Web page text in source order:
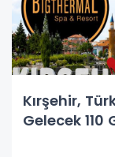
Kırşehir,
Gelecek